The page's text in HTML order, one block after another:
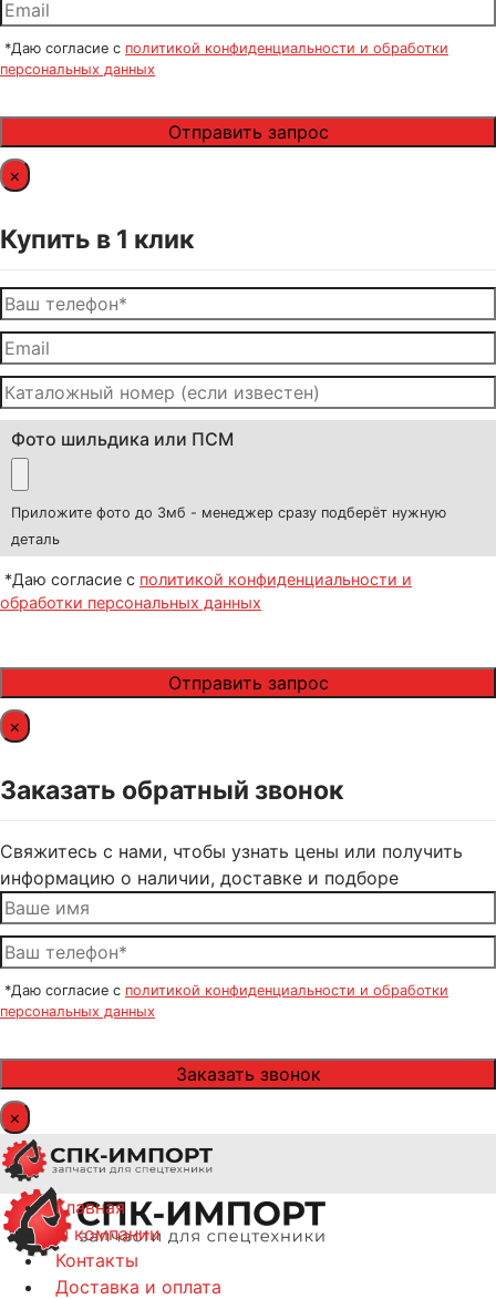
*Даю согласие с политикой конфиденциальности и обработки
персональных данных
×
Купить в 1 клик
Фото шильдика или ПСМ
Приложите фото до 3мб - менеджер сразу подберёт нужную
деталь
*Даю согласие с политикой конфиденциальности и
обработки персональных данных
×
Заказать обратный звонок
Свяжитесь с нами, чтобы узнать цены или получить
информацию о наличии, доставке и подборе
*Даю согласие с политикой конфиденциальности и обработки
персональных данных
×
Главная
О компании
Контакты
Доставка и оплата